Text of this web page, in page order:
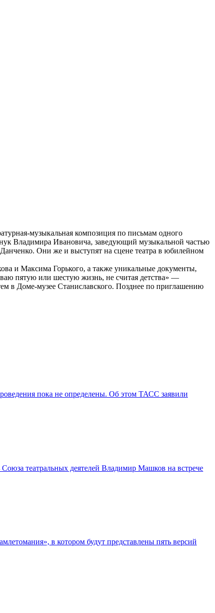
музыкальная композиция по письмам одного
Владимира Ивановича, заведующий музыкальной частью
Они же и выступят на сцене театра в юбилейном
и Максима Горького, а также уникальные документы,
пятую или шестую жизнь, не считая детства» —
в Доме-музее Станиславского. Позднее по приглашению
пока не определены. Об этом ТАСС заявили
театральных деятелей Владимир Машков на встрече
в котором будут представлены пять версий